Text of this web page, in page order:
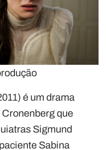
é um drama
que
Sigmund
Sabina